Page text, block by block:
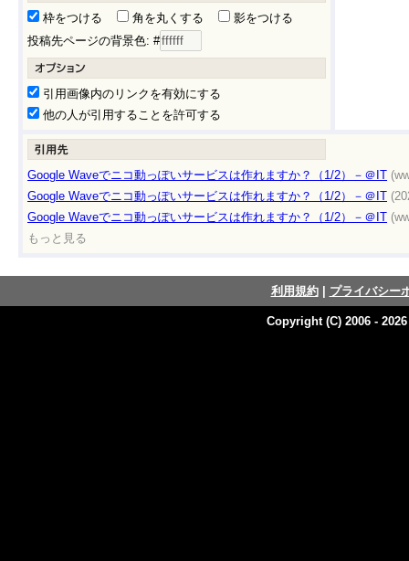
枠をつける 角を丸くする
影をつける
投稿先ページの背景色: #
引用画像内のリンクを有効にする
他の人が引用することを許可する
Google Waveでニコ動っぽいサービスは作れますか？（1/2）－＠IT
Google Waveでニコ動っぽいサービスは作れますか？（1/2）－＠IT
Google Waveでニコ動っぽいサービスは作れますか？（1/2）－＠IT
もっと見る
利用規約| プライバシー
Copyright (C) 2006 -